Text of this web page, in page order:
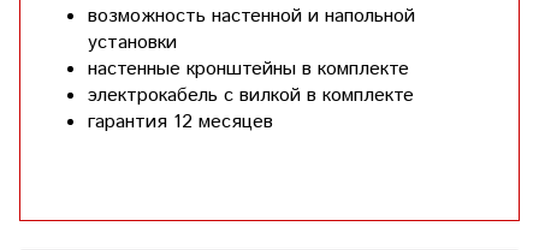
возможность настенной и напольной
установки
настенные кронштейны в комплекте
электрокабель с вилкой в комплекте
гарантия 12 месяцев